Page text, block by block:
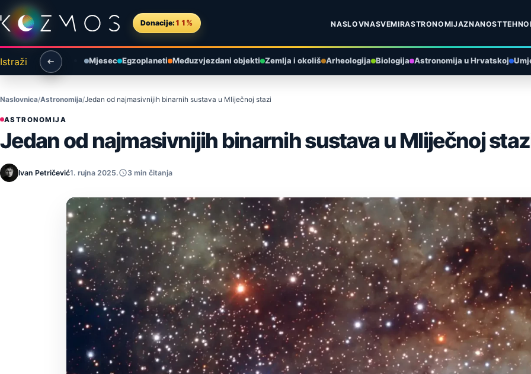
Preskoči na sadržaj
Donacije: 11% NASLOVNASVEMIRASTRONOMIJAZNANOST
Istraži Mjesec Egzoplaneti Međuzvjezdani objekti Zemlja i okoliš Arheologija Biologija Astronomija u Hrvatskoj
Naslovnica Astronomija Jedan od najmasivnijih binarnih sustava u Mliječnoj stazi
ASTRONOMIJA
Jedan od najmasivnijih binarnih sustava u Mliječnoj
Ivan Petričević1. rujna 2025. 3 min čitanja